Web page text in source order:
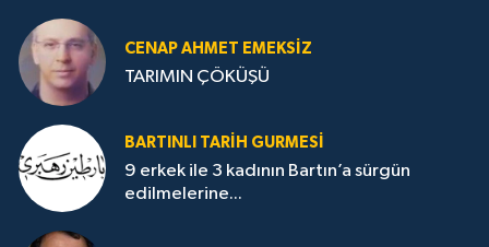
CENAP AHMET EMEKSİZ
TARIMIN ÇÖKÜŞÜ
BARTINLI TARIH GURMESI
9 erkek ile 3 kadının Bartın’a sürgün
edilmelerine...